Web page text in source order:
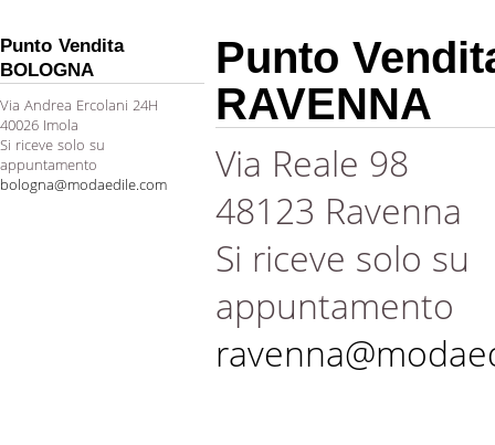
Punto Vendita
BOLOGNA
Via Andrea Ercolani 24H
40026 Imola
Si riceve solo su
appuntamento
bologna@modaedile.com
Punto
RAVENNA
Via Reale 98
48123 Ravenna
Si riceve solo su
appuntamento